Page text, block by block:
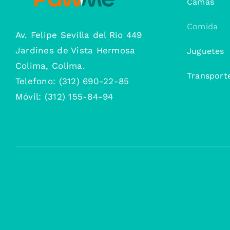
Av. Felipe Sevilla del Rio 449
Jardines de Vista Hermosa
Colima, Colima.
Telefono: (312) 690-22-85
Móvil: (312) 155-84-94
Comida
Juguetes